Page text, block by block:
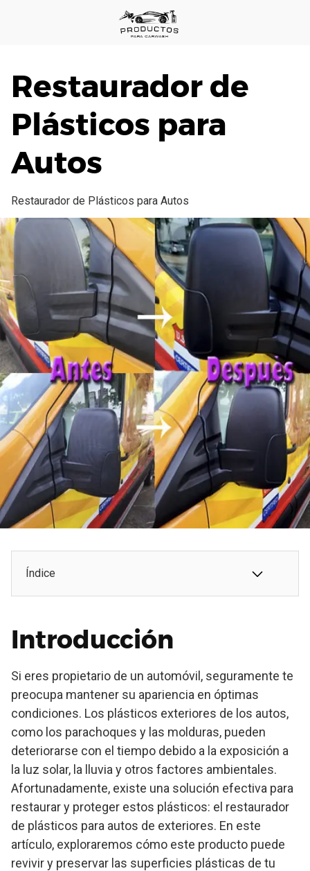
Restaurador de
Plásticos para
Autos
Restaurador de Plásticos para Autos
Índice
Introducción
Si eres propietario de un automóvil, seguramente te
preocupa mantener su apariencia en óptimas
condiciones. Los plásticos exteriores de los autos,
como los parachoques y las molduras, pueden
deteriorarse con el tiempo debido a la exposición a
la luz solar, la lluvia y otros factores ambientales.
Afortunadamente, existe una solución efectiva para
restaurar y proteger estos plásticos: el restaurador
de plásticos para autos de exteriores. En este
artículo, exploraremos cómo este producto puede
revivir y preservar las superficies plásticas de tu